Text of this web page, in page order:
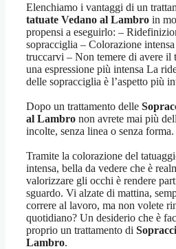
Elenchiamo i vantaggi di un
tatuate Vedano al Lambro in
propensi a eseguirlo: –
sopracciglia – Colorazione
truccarvi – Non temere di avere il
una espressione più intensa La
delle sopracciglia è l’aspetto più
Dopo un trattamento delle
al Lambro non avrete mai più
incolte, senza linea o senza forma.
Tramite la colorazione del
intensa, bella da vedere che è
valorizzare gli occhi è rendere
sguardo. Vi alzate di mattina,
correre al lavoro, ma non volete
quotidiano? Un desiderio che è
proprio un trattamento di
Lambro.